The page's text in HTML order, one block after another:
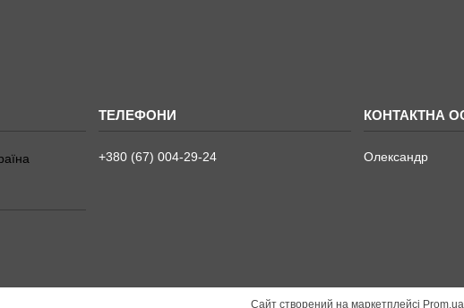
+380 (67) 004-29-24 Олександр
Сайт створений на маркетплейсі Prom.ua